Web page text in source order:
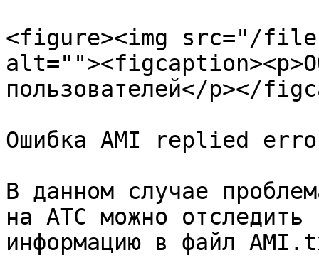
<figure><img src="/files/
пользователей</p></
Ошибка AMI replied
В данном случае
на АТС можно отследить
информацию в файл